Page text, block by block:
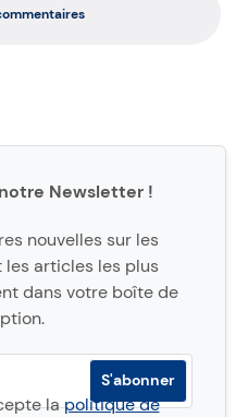
Newsletter !
nouvelles sur les
articles les plus
dans votre boîte de
lapolitique de